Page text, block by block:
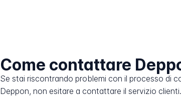
Come contattare
Se stai riscontrando problemi con il processo di
Deppon, non esitare a contattare il servizio clienti.